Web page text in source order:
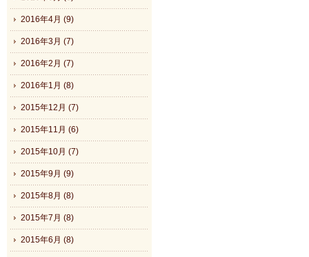
2016年4月 (9)
2016年3月 (7)
2016年2月 (7)
2016年1月 (8)
2015年12月 (7)
2015年11月 (6)
2015年10月 (7)
2015年9月 (9)
2015年8月 (8)
2015年7月 (8)
2015年6月 (8)